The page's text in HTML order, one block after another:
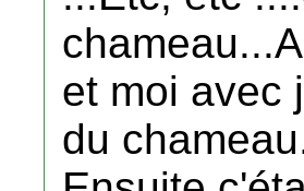
et moi avec
du